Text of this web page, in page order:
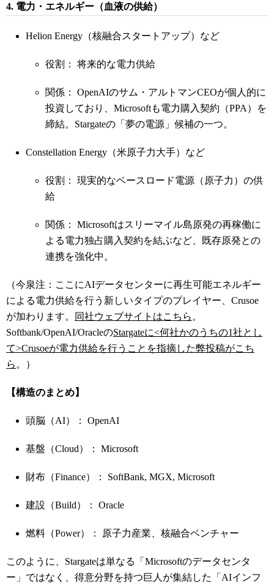
4. 電力・エネルギー（血液の供給）
Helion Energy（核融合スタートアップ）など
役割： 将来的な電力供給
関係： OpenAIのサム・アルトマンCEOが個人的に
投資しており、Microsoftも電力購入契約（PPA）を
締結。Stargateの「夢の電源」候補の一つ。
Constellation Energy（米原子力大手）など
役割： 現実的なベースロード電源（原子力）の供
給
関係： Microsoftはスリーマイル島原発の再稼働に
よる電力独占購入契約を結ぶなど、既存原発との
連携を強化中。
（今泉注：ここにAIデータセンターに再生可能エネルギー
による電力供給を行う新しいタイプのプレイヤー、Crusoe
が加わります。
同社ウェブサイトはこちら 。
Softbank/OpenAI/OracleのStargateに<何社かのうちの1社とし
て>Crusoeが電力供給を行うことを指摘した弊投稿がこち
ら 。）
【構造のまとめ】
頭脳（AI）： OpenAI
基盤（Cloud）： Microsoft
財布（Finance）： SoftBank, MGX, Microsoft
建設（Build）： Oracle
燃料（Power）： 原子力産業、核融合ベンチャー
このように、Stargateは単なる「Microsoftのデータセンタ
ー」ではなく、得意分野を持つ巨人が集結した「AIインフ